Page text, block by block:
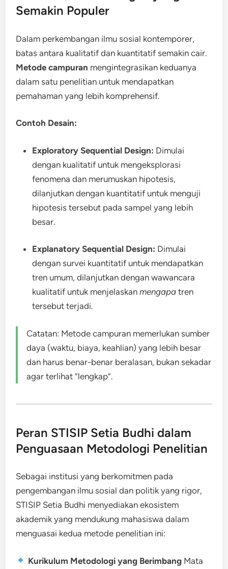
Semakin Populer
Dalam perkembangan ilmu sosial kontemporer,
batas antara kualitatif dan kuantitatif semakin cair.
Metode campuran mengintegrasikan keduanya
dalam satu penelitian untuk mendapatkan
pemahaman yang lebih komprehensif.
Contoh Desain:
Exploratory Sequential Design: Dimulai
dengan kualitatif untuk mengeksplorasi
fenomena dan merumuskan hipotesis,
dilanjutkan dengan kuantitatif untuk menguji
hipotesis tersebut pada sampel yang lebih
besar.
Explanatory Sequential Design: Dimulai
dengan survei kuantitatif untuk mendapatkan
tren umum, dilanjutkan dengan wawancara
kualitatif untuk menjelaskanmengapa tren
tersebut terjadi.
Catatan: Metode campuran memerlukan sumber
daya (waktu, biaya, keahlian) yang lebih besar
dan harus benar-benar beralasan, bukan sekadar
agar terlihat “lengkap”.
Peran STISIP Setia Budhi dalam
Penguasaan Metodologi Penelitian
Sebagai institusi yang berkomitmen pada
pengembangan ilmu sosial dan politik yang rigor,
STISIP Setia Budhi menyediakan ekosistem
akademik yang mendukung mahasiswa dalam
menguasai kedua metode penelitian ini:
Kurikulum Metodologi yang BerimbangMata